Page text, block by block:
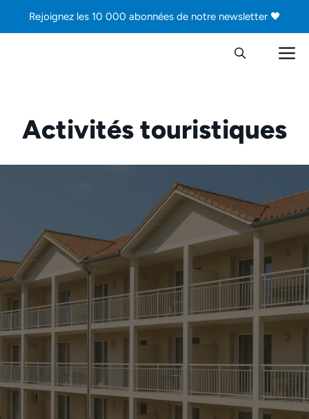
Rejoignez les 10 000 abonnées de notre newsletter 🖤
Activités touristiques